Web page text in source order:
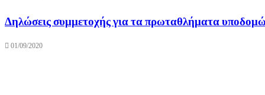
Δηλώσεις συμμετοχής για τα πρωταθλήματα
01/09/2020